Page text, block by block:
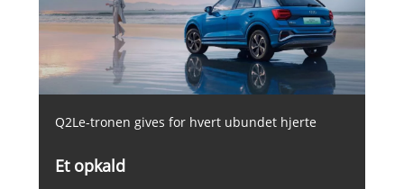
Q2Le-tronen gives for hvert ubundet hjerte
Et opkald